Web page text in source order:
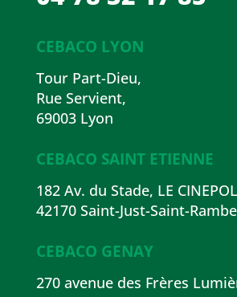
CEBACO LYON
Tour Part-Dieu,
Rue Servient,
69003 Lyon
CEBACO SAINT ETIENNE
182 Av. du Stade, LE
42170 Saint-Just-Saint-
CEBACO GENAY
270 avenue des Frères